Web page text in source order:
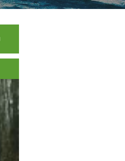
усадьбы
придорожные отели
впечатлений